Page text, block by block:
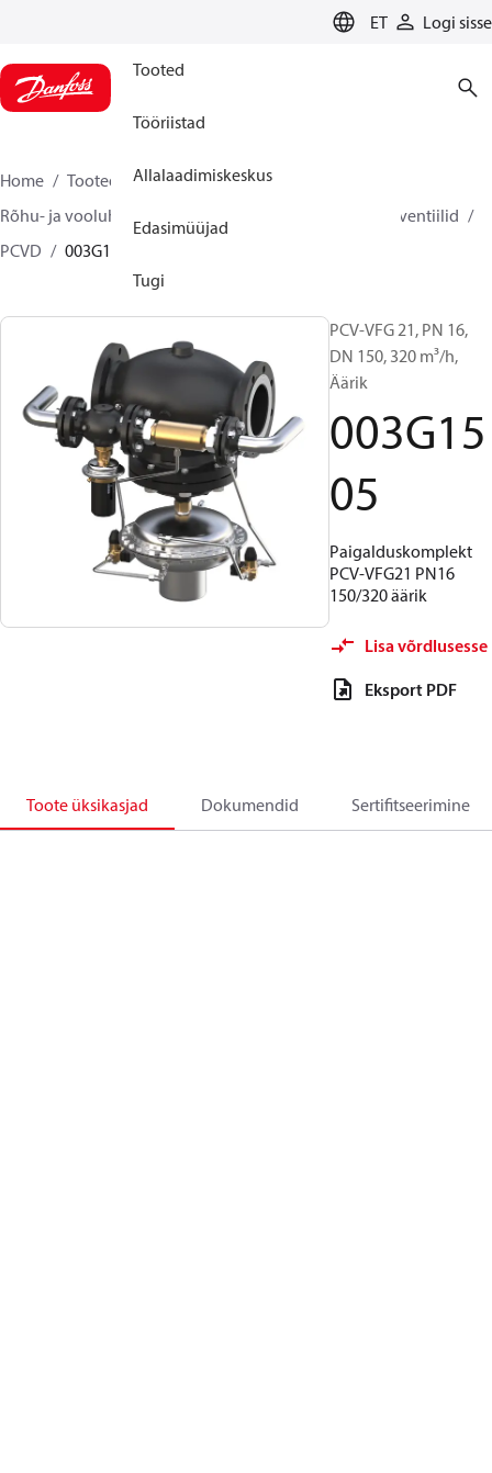
ET Logi sisse
Tooted
Tööriistad
Allalaadimiskeskus
Edasimüüjad
Tugi
Home Tooted
Climate Solutions for heating
Rõhu- ja vooluhulgaregulaatorid
Pilootjuhtimisega ventiilid
PCVD
003G1505
PCV-VFG 21, PN 16,
DN 150, 320 m³/h,
Äärik
003G15
05
Paigalduskomplekt
PCV-VFG21 PN16
150/320 äärik
Lisa võrdlusesse
Eksport PDF
Toote üksikasjad Dokumendid Sertifitseerimine